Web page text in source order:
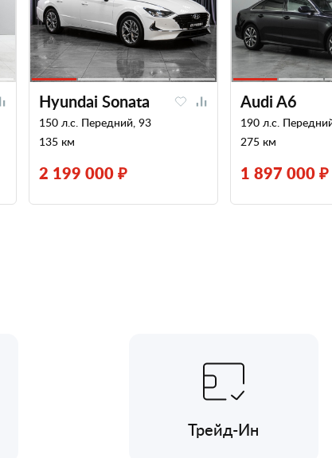
Hyundai Sonata
150 л.с. Передний, 93
135 км
2 199 000 ₽
Audi A6
190 л.с.
275 км
1 897 000 ₽
Трейд-Ин